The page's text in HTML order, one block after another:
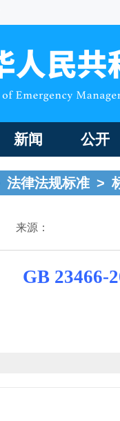
新闻 公开
法律法规标准 >
来源：
GB 23466-